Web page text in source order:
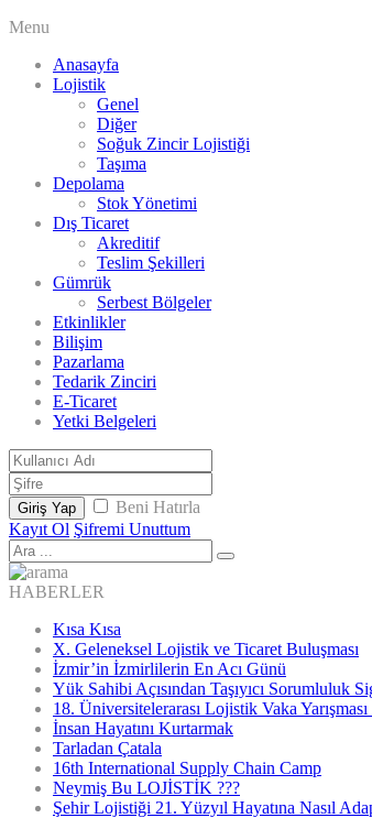
Menu
Anasayfa
Lojistik
Genel
Diğer
Soğuk Zincir Lojistiği
Taşıma
Depolama
Stok Yönetimi
Dış Ticaret
Akreditif
Teslim Şekilleri
Gümrük
Serbest Bölgeler
Etkinlikler
Bilişim
Pazarlama
Tedarik Zinciri
E-Ticaret
Yetki Belgeleri
Giriş Yap
Beni Hatırla
Kayıt Ol Şifremi Unuttum
HABERLER
Kısa Kısa
X. Geleneksel Lojistik ve Ticaret Buluşması
İzmir’in İzmirlilerin En Acı Günü
Yük Sahibi Açısından Taşıyıcı Sorumluluk
18. Üniversitelerarası Lojistik Vaka Yarışması
İnsan Hayatını Kurtarmak
Tarladan Çatala
16th International Supply Chain Camp
Neymiş Bu LOJİSTİK ???
Şehir Lojistiği 21. Yüzyıl Hayatına Nasıl